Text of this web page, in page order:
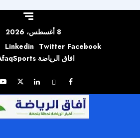
8 أغسطس، 2026
Facebook
Twitter
Linkedin
افاق الرياضة AfaqSports